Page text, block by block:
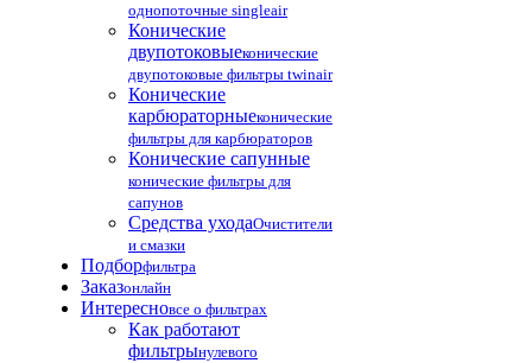
однопоточные singleair
Конические
двупотоковыеконические
двупотоковые фильтры twinair
Конические
карбюраторныеконические
фильтры для карбюраторов
Конические сапунные
конические фильтры для
сапунов
Средства уходаОчистители
и смазки
Подборфильтра
Заказонлайн
Интересновсе о фильтрах
Как работают
фильтрынулевого